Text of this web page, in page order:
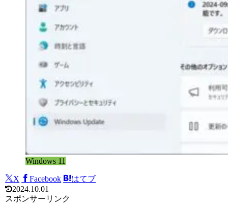
Windows 11
X Facebook
はてブ
2024.10.01
スポンサーリンク